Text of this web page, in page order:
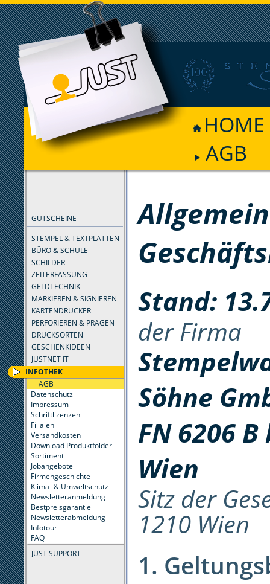
HOME
AGB
GUTSCHEINE
STEMPEL & TEXTPLATTEN
BÜRO & SCHULE
SCHILDER
ZEITERFASSUNG
GELDTECHNIK
MARKIEREN & SIGNIEREN
KARTENDRUCKER
PERFORIEREN & PRÄGEN
DRUCKSORTEN
GESCHENKIDEEN
JUSTNET IT
INFOTHEK
AGB
Datenschutz
Impressum
Schriftlizenzen
Filialen
Versandkosten
Download Produktfolder
Sortiment
Jobangebote
Firmengeschichte
Klima- & Umweltschutz
Newsletteranmeldung
Bestpreisgarantie
Newsletterabmeldung
Infotour
FAQ
JUST SUPPORT
Stand:
der Firma
Söhne
FN 6206
Wien
Sitz der
1210 Wien
1.